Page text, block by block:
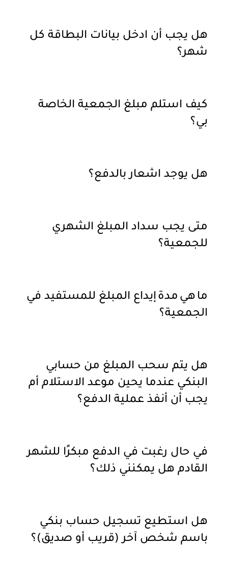
هل يجب أن ادخل بيانات البطاقة كل
شهر؟
كيف استلم مبلغ الجمعية الخاصة
بي؟
هل يوجد اشعار بالدفع؟
متى يجب سداد المبلغ الشهري
للجمعية؟
ما هي مدة إيداع المبلغ للمستفيد في
الجمعية؟
هل يتم سحب المبلغ من حسابي
البنكي عندما يحين موعد الاستلام أم
يجب أن أنفذ عملية الدفع؟
في حال رغبت في الدفع مبكرًا للشهر
القادم هل يمكنني ذلك؟
هل استطيع تسجيل حساب بنكي
باسم شخص آخر (قريب أو صديق)؟